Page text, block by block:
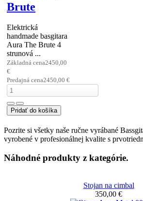
Basgitara
Aura Bass
SH
Aura Bass SH, hard
maple CA, EMG
PJX, graptech nut
Základná cena2250,00
Predajná cena